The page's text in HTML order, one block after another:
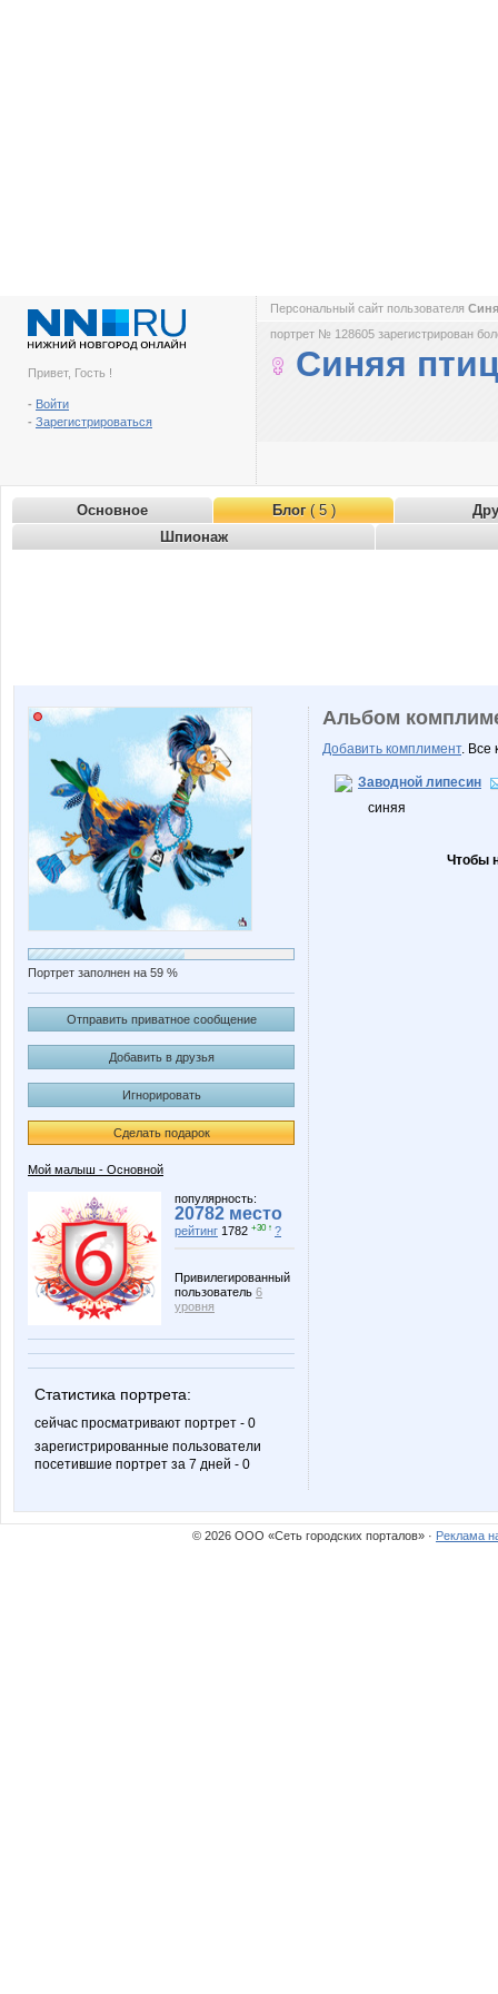
Привет, Гость !
- Войти
- Зарегистрироваться
Персональный сайт пользователя
портрет № 128605 зарегистрирован
Синяя
Основное Блог( 5 )
Шпионаж
Портрет заполнен на 59 %
Отправить приватное сообщение
Добавить в друзья
Игнорировать
Сделать подарок
Мой малыш - Основной
популярность:
20782 место
рейтинг 1782 +30 ↑ ?
Привилегированный
пользователь 6
уровня
Статистика портрета:
сейчас просматривают портрет - 0
зарегистрированные пользователи
посетившие портрет за 7 дней - 0
Альбом
Добавить комплимент. Все
Заводной липесин
синяя
Чтобы
© 2026 ООО «Сеть городских порталов» · Реклама